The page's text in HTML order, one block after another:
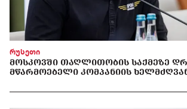
რუსეთი
ᲛᲝᲡᲙᲝᲕᲨᲘ ᲗᲐᲦᲚᲘᲗᲝᲑᲘᲡ ᲡᲐᲥᲛᲔᲖᲔ
ᲛᲬᲐᲠᲛᲝᲔᲑᲔᲚᲘ ᲙᲝᲛᲞᲐᲜᲘᲘᲡ